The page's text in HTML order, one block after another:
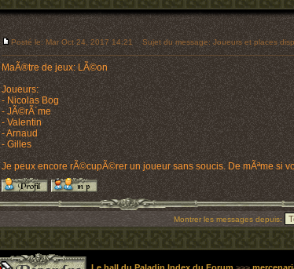
Posté le: Mar Oct 24, 2017 14:21 Sujet du message: Joueurs et places
MaÃ®tre de jeux: LÃ©on
Joueurs:
- Nicolas Bog
- JÃ©rÃ´me
- Valentin
- Arnaud
- Gilles
Je peux encore rÃ©cupÃ©rer un joueur sans soucis. De mÃªme si
Montrer les messages depuis: